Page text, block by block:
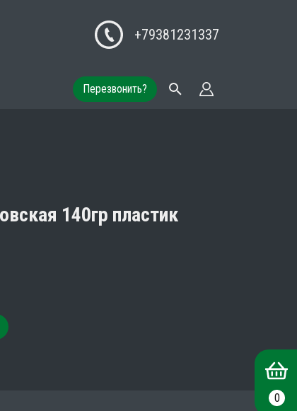
+79381231337
Перезвонить?
140гр пластик
0